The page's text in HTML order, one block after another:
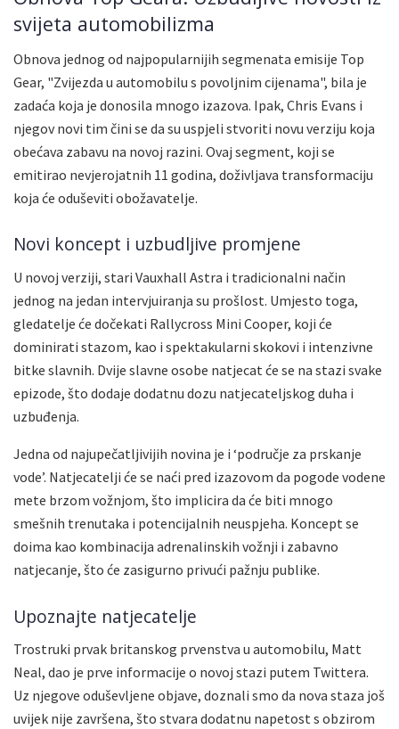
svijeta automobilizma
Obnova jednog od najpopularnijih segmenata emisije Top
Gear, "Zvijezda u automobilu s povoljnim cijenama", bila je
zadaća koja je donosila mnogo izazova. Ipak, Chris Evans i
njegov novi tim čini se da su uspjeli stvoriti novu verziju koja
obećava zabavu na novoj razini. Ovaj segment, koji se
emitirao nevjerojatnih 11 godina, doživljava transformaciju
koja će oduševiti obožavatelje.
Novi koncept i uzbudljive promjene
U novoj verziji, stari Vauxhall Astra i tradicionalni način
jednog na jedan intervjuiranja su prošlost. Umjesto toga,
gledatelje će dočekati Rallycross Mini Cooper, koji će
dominirati stazom, kao i spektakularni skokovi i intenzivne
bitke slavnih. Dvije slavne osobe natjecat će se na stazi svake
epizode, što dodaje dodatnu dozu natjecateljskog duha i
uzbuđenja.
Jedna od najupečatljivijih novina je i ‘područje za prskanje
vode’. Natjecatelji će se naći pred izazovom da pogode vodene
mete brzom vožnjom, što implicira da će biti mnogo
smešnih trenutaka i potencijalnih neuspjeha. Koncept se
doima kao kombinacija adrenalinskih vožnji i zabavno
natjecanje, što će zasigurno privući pažnju publike.
Upoznajte natjecatelje
Trostruki prvak britanskog prvenstva u automobilu, Matt
Neal, dao je prve informacije o novoj stazi putem Twittera.
Uz njegove oduševljene objave, doznali smo da nova staza još
uvijek nije završena, što stvara dodatnu napetost s obzirom